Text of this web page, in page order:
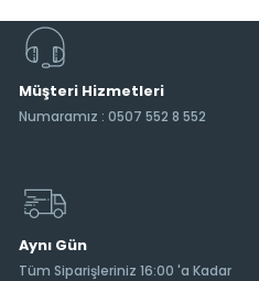
Müşteri Hizmetleri
Numaramız : 0507 552 8 552
Aynı Gün
Tüm Siparişleriniz 16:00 'a Kadar